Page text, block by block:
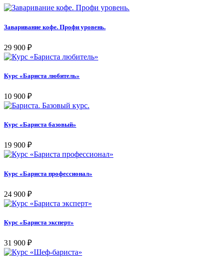
Заваривание кофе. Профи уровень.
29 900 ₽
Курс «Бариста любитель»
10 900 ₽
Курс «Бариста базовый»
19 900 ₽
Курс «Бариста профессионал»
24 900 ₽
Курс «Бариста эксперт»
31 900 ₽